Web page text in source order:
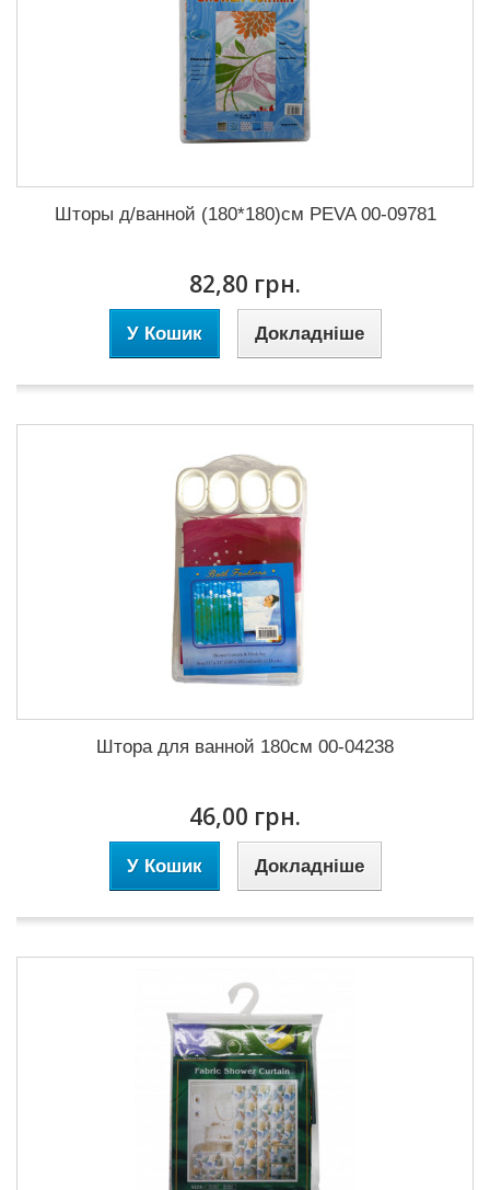
Шторы д/ванной (180*180)см PEVA 00-09781
82,80 грн.
У Кошик Докладніше
Штора для ванной 180см 00-04238
46,00 грн.
У Кошик Докладніше